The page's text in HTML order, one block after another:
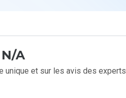
N/A
unique et sur les avis des experts